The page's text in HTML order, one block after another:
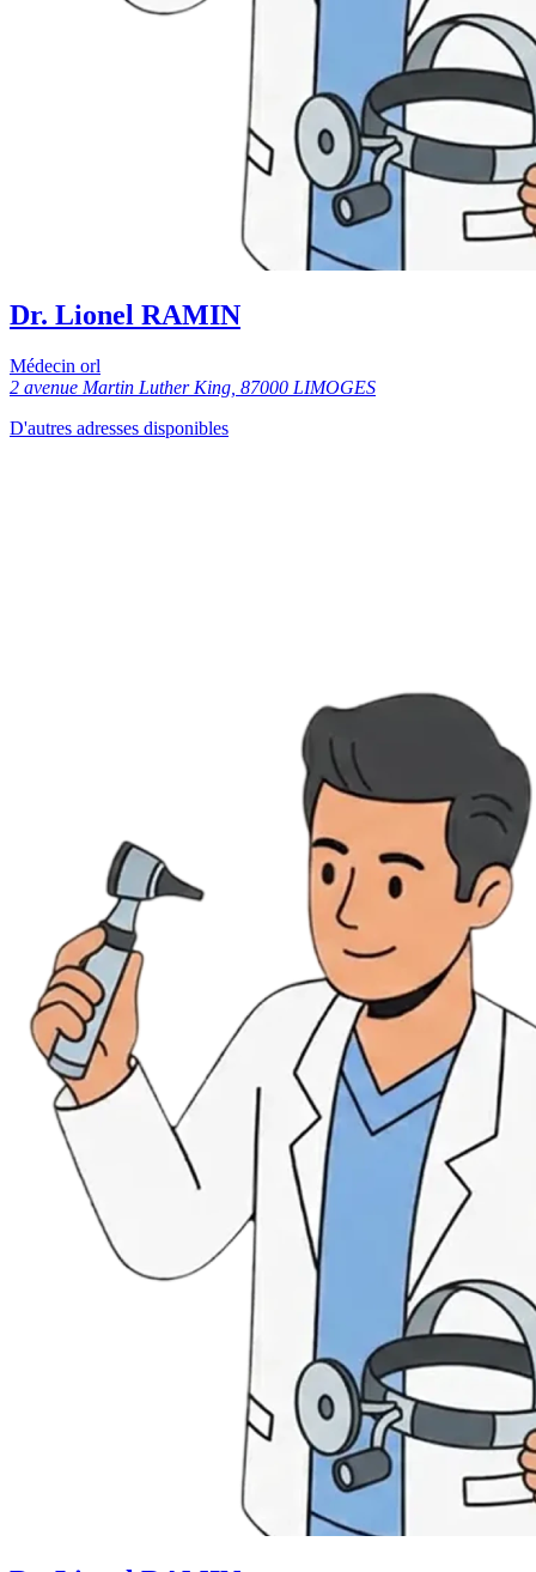
Dr. Lionel RAMIN
Médecin orl
2 avenue Martin Luther King, 87000 LIMOGES
D'autres adresses disponibles